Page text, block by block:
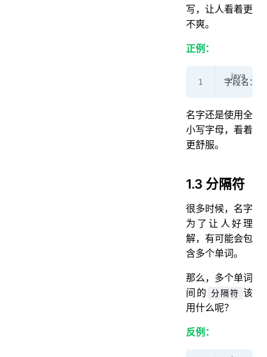
写，让人看着更
不爽。
正例：
字段名：
名字还是使用全
小写字母，看着
更舒服。
1.3 分隔符
很多时候，名字
为了让人好理
解，有可能会包
含多个单词。
那么，多个单词
间的 分隔符 该
用什么呢？
反例：